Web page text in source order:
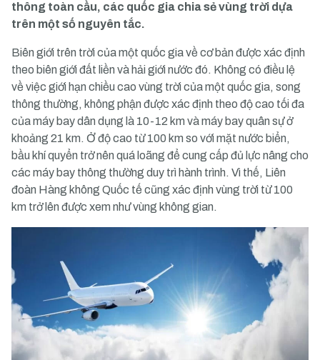
thông toàn cầu, các quốc gia chia sẻ vùng trời dựa
trên một số nguyên tắc.
Biên giới trên trời của một quốc gia về cơ bản được xác định
theo biên giới đất liền và hải giới nước đó. Không có điều lệ
về việc giới hạn chiều cao vùng trời của một quốc gia, song
thông thường, không phận được xác định theo độ cao tối đa
của máy bay dân dụng là 10-12 km và máy bay quân sự ở
khoảng 21 km. Ở độ cao từ 100 km so với mặt nước biển,
bầu khí quyển trở nên quá loãng để cung cấp đủ lực nâng cho
các máy bay thông thường duy trì hành trình. Vì thế, Liên
đoàn Hàng không Quốc tế cũng xác định vùng trời từ 100
km trở lên được xem như vùng không gian.